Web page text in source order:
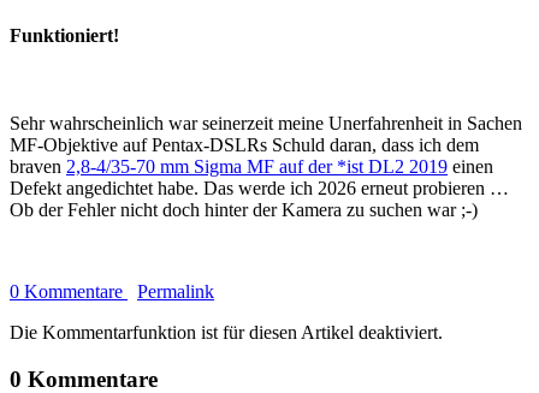
Funktioniert!
Sehr wahrscheinlich war seinerzeit meine Unerfahrenheit in Sachen
MF-Objektive auf Pentax-DSLRs Schuld daran, dass ich dem
braven 2,8-4/35-70 mm Sigma MF auf der *ist DL2 2019 einen
Defekt angedichtet habe. Das werde ich 2026 erneut probieren …
Ob der Fehler nicht doch hinter der Kamera zu suchen war ;-)
0 Kommentare
Permalink
Die Kommentarfunktion ist für diesen Artikel deaktiviert.
0 Kommentare